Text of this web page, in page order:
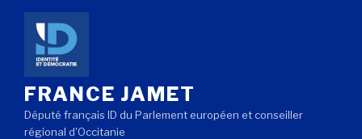
Aller
contenu
principal
FRANCE JAMET
Député français ID du Parlement européen et conseiller
régional d'Occitanie